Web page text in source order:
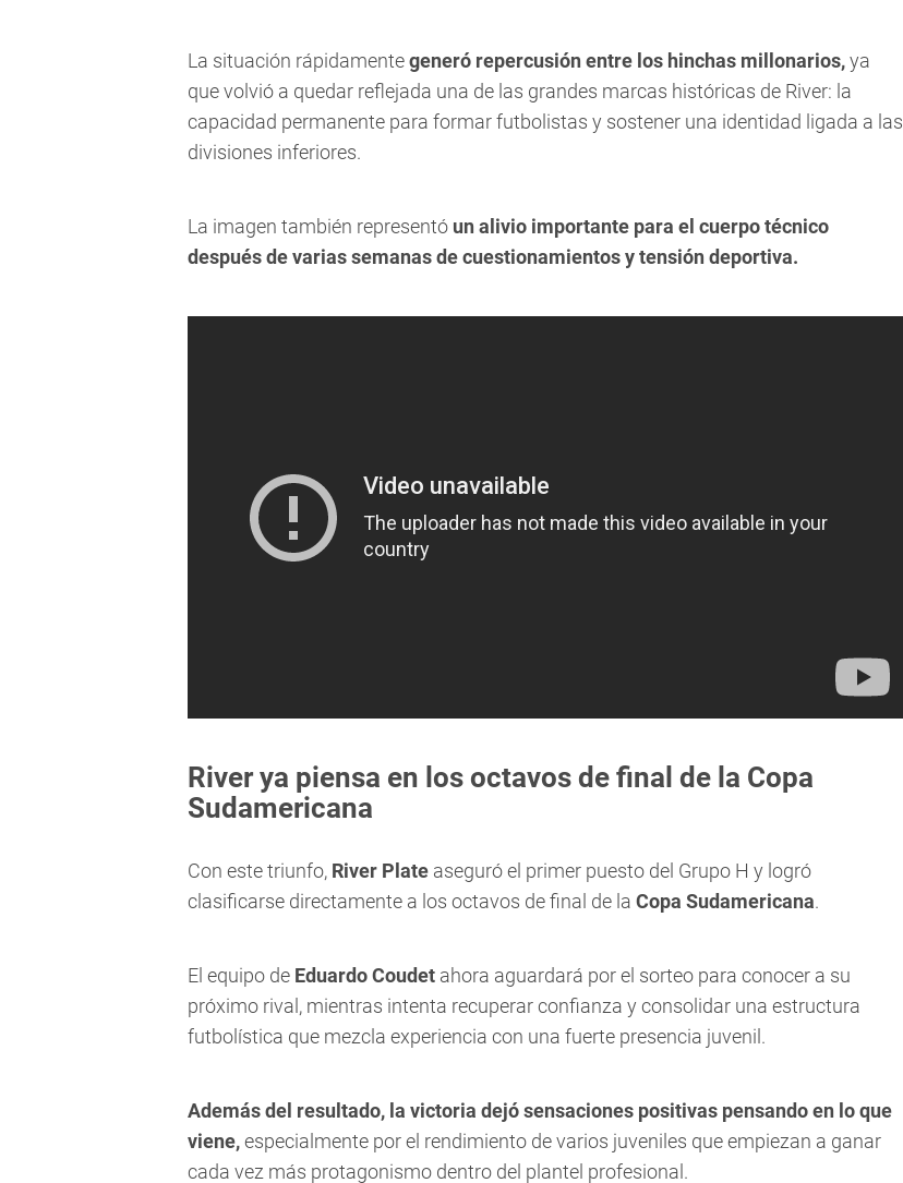
La situación rápidamentegeneró repercusión entre los hinchas millonarios,ya
que volvió a quedar reflejada una de las grandes marcas históricas de River: la
capacidad permanente para formar futbolistas y sostener una identidad ligada a las
divisiones inferiores.
La imagen también representó un alivio importante para el cuerpo técnico
después de varias semanas de cuestionamientos y tensión deportiva.
River ya piensa en los octavos de final de la Copa
Sudamericana
Con este triunfo, River Plate aseguró el primer puesto del Grupo H y logró
clasificarse directamente a los octavos de final de la Copa Sudamericana.
El equipo de Eduardo Coudet ahora aguardará por el sorteo para conocer a su
próximo rival, mientras intenta recuperar confianza y consolidar una estructura
futbolística que mezcla experiencia con una fuerte presencia juvenil.
Además del resultado, la victoria dejó sensaciones positivas pensando en lo que
viene,especialmente por el rendimiento de varios juveniles que empiezan a ganar
cada vez más protagonismo dentro del plantel profesional.